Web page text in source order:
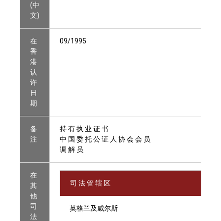
(中
文)
在
香
港
认
许
日
期
09/1995
备
注
持 有 执 业 证 书
中 国 委 托 公 证 人 协 会 会 员
调 解 员
在
其
他
司
法
司 法 管 辖 区
英格兰及威尔斯